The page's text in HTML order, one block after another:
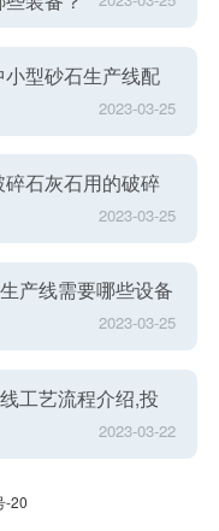
型砂石生产线配
2023-03-25
石灰石用的破碎
2023-03-25
产线需要哪些设备
2023-03-25
工艺流程介绍,投
2023-03-22
-20